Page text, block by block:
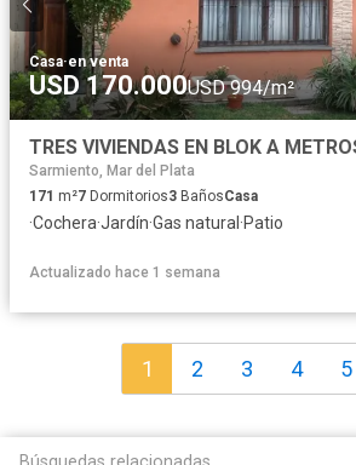
Casa·en venta
USD 170.000USD 994/m²
Sarmiento, Mar del Plata
171 m²7 Dormitorios3 BañosCasa
·Cochera·Jardín·Gas natural ·Patio
Actualizado hace 1 semana
1 2 3 4 5